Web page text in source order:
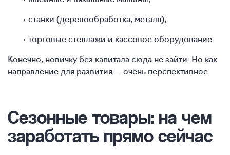
станки (деревообработка, металл);
торговые стеллажи и кассовое оборудование.
Конечно, новичку без капитала сюда не зайти. Но как
направление для развития — очень перспективное.
Сезонные товары: на чем
заработать прямо сейчас